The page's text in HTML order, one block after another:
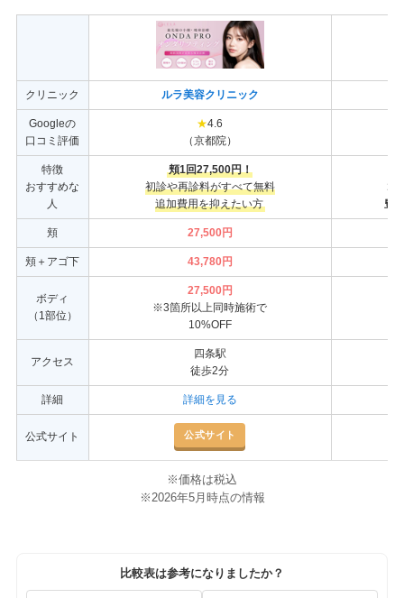
クリニック ルラ美容クリニック
Googleの
口コミ評価
★4.6
（京都院）
特徴
おすすめな
人
頬1回27,500円！
初診や再診料がすべて無料
追加費用を抑えたい方
1
豊
頬 27,500円
頬＋アゴ下 43,780円
ボディ
（1部位）
27,500円
※3箇所以上同時施術で
10%OFF
アクセス
四条駅
徒歩2分
詳細 詳細を見る
公式サイト 公式サイト
※価格は税込
※2026年5月時点の情報
比較表は参考になりましたか？